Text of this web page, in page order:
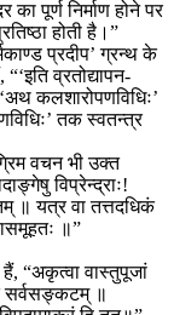
का पूर्ण निर्माण होने पर
होती है।”
प्रदीप’ ग्रन्थ के
व्रतोद्यापन-
‘अथ कलशारोपणविधिः’
तक स्वतन्त्र
वचन भी उक्त
विप्रेन्द्राः!
॥ यत्र वा तत्तदधिकं
॥”
“अकृत्वा वास्तुपूजां
सर्वसङ्कटम् ॥